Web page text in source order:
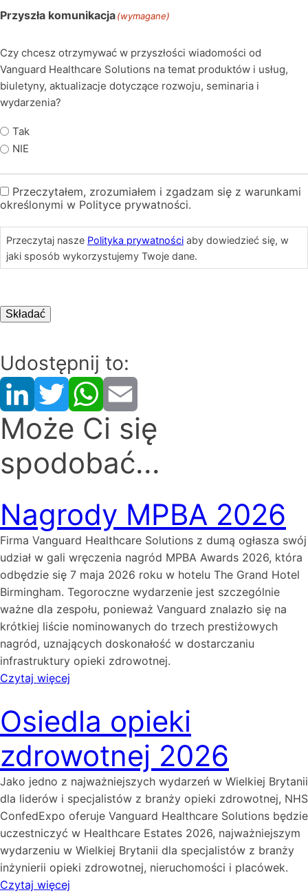
Przyszła komunikacja(wymagane)
Czy chcesz otrzymywać w przyszłości wiadomości od
Vanguard Healthcare Solutions na temat produktów i usług,
biuletyny, aktualizacje dotyczące rozwoju, seminaria i
wydarzenia?
Tak
NIE
Polityka
prywatności
Przeczytałem, zrozumiałem i zgadzam się z warunkami
określonymi w Polityce prywatności.
Przeczytaj nasze Polityka prywatności aby dowiedzieć się, w
jaki sposób wykorzystujemy Twoje dane.
Składać
Udostępnij to:
Może Ci się
spodobać...
Nagrody MPBA 2026
Firma Vanguard Healthcare Solutions z dumą ogłasza swój
udział w gali wręczenia nagród MPBA Awards 2026, która
odbędzie się 7 maja 2026 roku w hotelu The Grand Hotel
Birmingham. Tegoroczne wydarzenie jest szczególnie
ważne dla zespołu, ponieważ Vanguard znalazło się na
krótkiej liście nominowanych do trzech prestiżowych
nagród, uznających doskonałość w dostarczaniu
infrastruktury opieki zdrowotnej.
Czytaj więcej
Osiedla opieki
zdrowotnej 2026
Jako jedno z najważniejszych wydarzeń w Wielkiej Brytanii
dla liderów i specjalistów z branży opieki zdrowotnej, NHS
ConfedExpo oferuje Vanguard Healthcare Solutions będzie
uczestniczyć w Healthcare Estates 2026, najważniejszym
wydarzeniu w Wielkiej Brytanii dla specjalistów z branży
inżynierii opieki zdrowotnej, nieruchomości i placówek.
Czytaj więcej